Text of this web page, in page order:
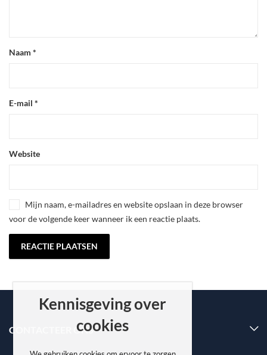
Naam *
E-mail *
Website
Mijn naam, e-mailadres en website opslaan in deze browser
voor de volgende keer wanneer ik een reactie plaats.
CONTACTEER ONS
Kennisgeving over
cookies